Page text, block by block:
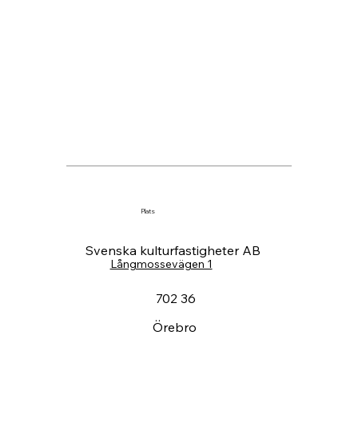
Svenska kulturfastigheter AB
Plats
Långmossevägen 1
702 36
Örebro